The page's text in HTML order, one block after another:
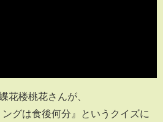
花楼桃花さんが、
ングは食後何分』というクイズに